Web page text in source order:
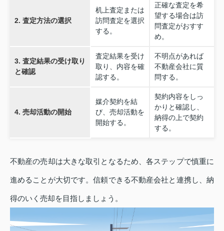
2. 査定方法の選択
机上査定または
訪問査定を選択
する。
正確な査定を希
望する場合は訪
問査定がおすす
め。
3. 査定結果の受け取り
と確認
査定結果を受け
取り、内容を確
認する。
不明点があれば
不動産会社に質
問する。
4. 売却活動の開始
媒介契約を結
び、売却活動を
開始する。
契約内容をしっ
かりと確認し、
納得の上で契約
する。
不動産の売却は大きな取引となるため、各ステップで慎重に
進めることが大切です。信頼できる不動産会社と連携し、納
得のいく売却を目指しましょう。